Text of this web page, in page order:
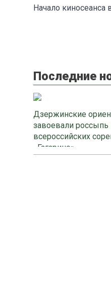
Начало киносеанса
Последние
Дзержинские
завоевали
всероссийских
«Гагарино»